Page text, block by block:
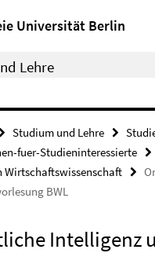
Universität Berlin
Lehre
Studium und Lehre
fuer-Studieninteressierte
Wirtschaftswissenschaft
BWL
Intelligenz